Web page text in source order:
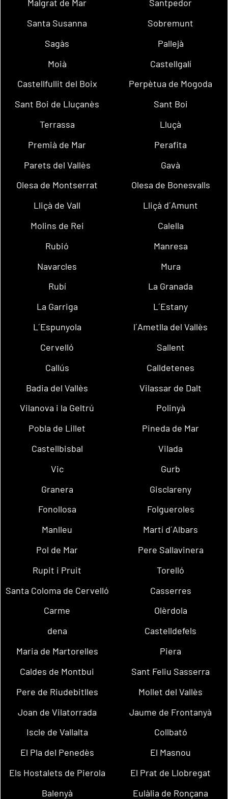
Malgrat de Mar
Santpedor
Santa Susanna
Sobremunt
Sagàs
Pallejà
Moià
Castellgalí
Castellfullit del Boix
Perpètua de Mogoda
Sant Boi de Lluçanès
Sant Boi
Terrassa
Lluçà
Premià de Mar
Perafita
Parets del Vallès
Gavà
Olesa de Montserrat
Olesa de Bonesvalls
Lliçà de Vall
Lliçà d´Amunt
Molins de Rei
Calella
Rubió
Manresa
Navarcles
Mura
Rubí
La Granada
La Garriga
L´Estany
L´Espunyola
l´Ametlla del Vallès
Cervelló
Sallent
Callús
Calldetenes
Badia del Vallès
Vilassar de Dalt
Vilanova i la Geltrú
Polinyà
Pobla de Lillet
Pineda de Mar
Castellbisbal
Vilada
Vic
Gurb
Granera
Gisclareny
Fonollosa
Folgueroles
Manlleu
Martí d´Albars
Pol de Mar
Pere Sallavinera
Rupit i Pruit
Torelló
Santa Coloma de Cervelló
Casserres
Carme
Olèrdola
dena
Castelldefels
Maria de Martorelles
Piera
Caldes de Montbui
Sant Feliu Sasserra
Pere de Riudebitlles
Mollet del Vallès
Joan de Vilatorrada
Jaume de Frontanyà
Iscle de Vallalta
Collbató
El Pla del Penedès
El Masnou
Els Hostalets de Pierola
El Prat de Llobregat
Balenyà
Eulàlia de Ronçana